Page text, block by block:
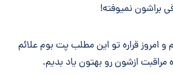
براشون نمیوفته!
و امروز قراره تو این مطلب پت بوم علائم
مراقبت ازشون رو بهتون یاد بدیم.